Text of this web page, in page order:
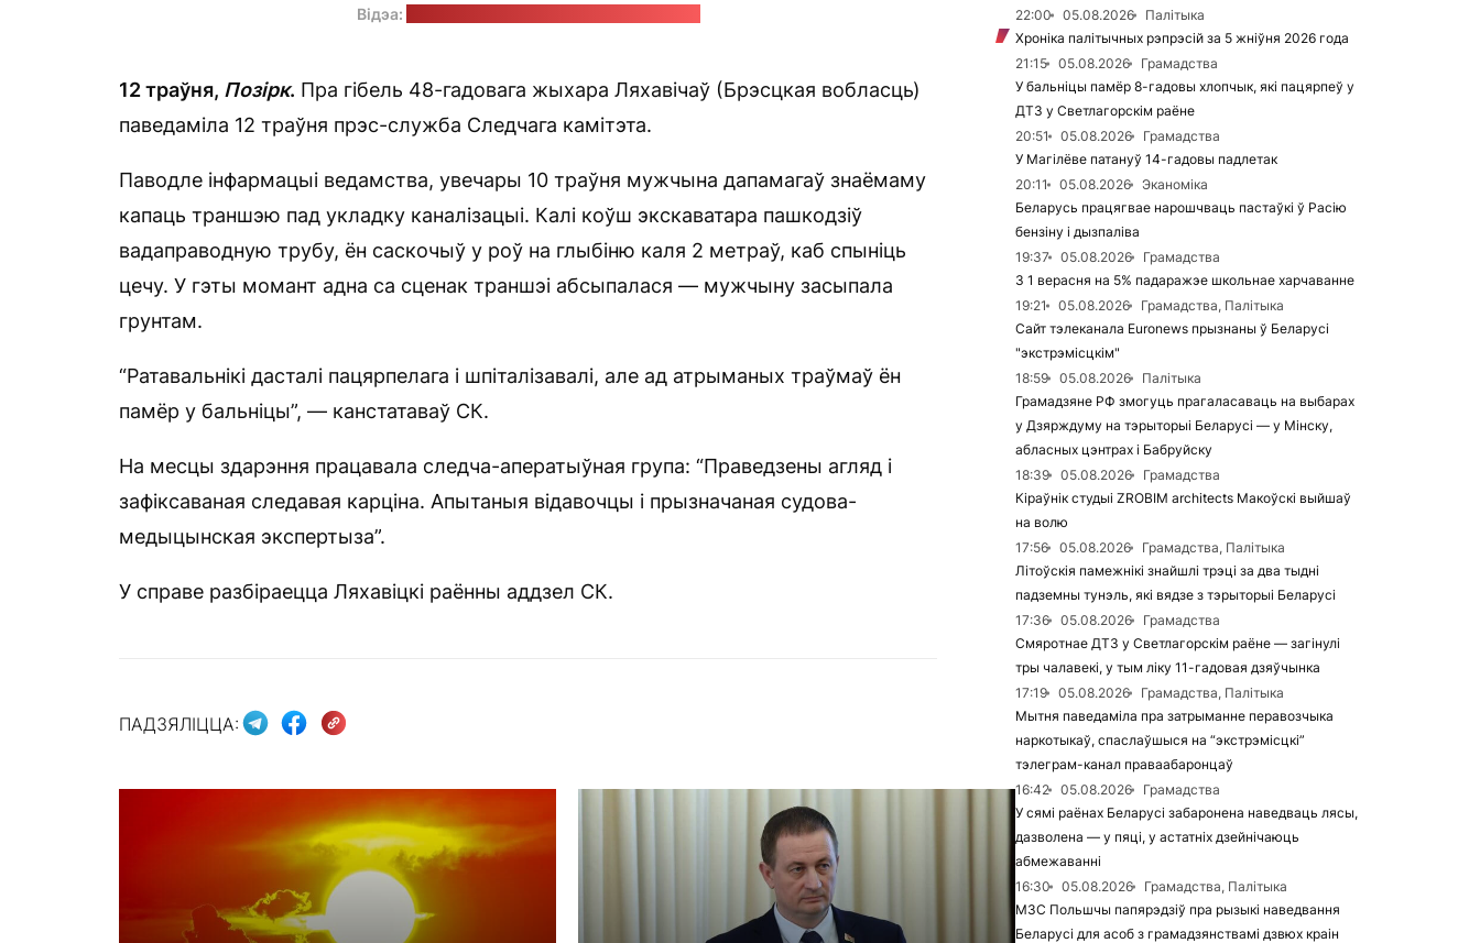
Відэа:
12 траўня, Позірк. Пра гібель 48-гадовага жыхара Ляхавічаў (Брэсцкая вобласць)
паведаміла 12 траўня прэс-служба Следчага камітэта.
Паводле інфармацыі ведамства, увечары 10 траўня мужчына дапамагаў знаёмаму
капаць траншэю пад укладку каналізацыі. Калі коўш экскаватара пашкодзіў
вадаправодную трубу, ён саскочыў у роў на глыбіню каля 2 метраў, каб спыніць
цечу. У гэты момант адна са сценак траншэі абсыпалася — мужчыну засыпала
грунтам.
“Ратавальнікі дасталі пацярпелага і шпіталізавалі, але ад атрыманых траўмаў ён
памёр у бальніцы”, — канстатаваў СК.
На месцы здарэння працавала следча-аператыўная група: “Праведзены агляд і
зафіксаваная следавая карціна. Апытаныя відавочцы і прызначаная судова-
медыцынская экспертыза”.
У справе разбіраецца Ляхавіцкі раённы аддзел СК.
ПАДЗЯЛІЦЦА:
22:00 05.08.2026
Палітыка
Хроніка палітычных рэпрэсій за 5 жніўня 2026 года
21:15
05.08.2026
Грамадства
У бальніцы памёр 8-гадовы хлопчык, які пацярпеў у
ДТЗ у Светлагорскім раёне
20:51
05.08.2026
Грамадства
У Магілёве патануў 14-гадовы падлетак
20:11
05.08.2026
Эканоміка
Беларусь працягвае нарошчваць пастаўкі ў Расію
бензіну і дызпаліва
19:37
05.08.2026
Грамадства
З 1 верасня на 5% падаражэе школьнае харчаванне
19:21
05.08.2026
Грамадства, Палітыка
Сайт тэлеканала Euronews прызнаны ў Беларусі
"экстрэмісцкім"
18:59
05.08.2026
Палітыка
Грамадзяне РФ змогуць прагаласаваць на выбарах
у Дзярждуму на тэрыторыі Беларусі — у Мінску,
абласных цэнтрах і Бабруйску
18:39
05.08.2026
Грамадства
Кіраўнік студыі ZROBIM architects Макоўскі выйшаў
на волю
17:56
05.08.2026
Грамадства, Палітыка
Літоўскія памежнікі знайшлі трэці за два тыдні
падземны тунэль, які вядзе з тэрыторыі Беларусі
17:36
05.08.2026
Грамадства
Смяротнае ДТЗ у Светлагорскім раёне — загінулі
тры чалавекі, у тым ліку 11-гадовая дзяўчынка
17:19
05.08.2026
Грамадства, Палітыка
Мытня паведаміла пра затрыманне перавозчыка
наркотыкаў, спаслаўшыся на “экстрэмісцкі”
тэлеграм-канал праваабаронцаў
16:42
05.08.2026
Грамадства
У сямі раёнах Беларусі забаронена наведваць лясы,
дазволена — у пяці, у астатніх дзейнічаюць
абмежаванні
16:30
05.08.2026
Грамадства, Палітыка
МЗС Польшчы папярэдзіў пра рызыкі наведвання
Беларусі для асоб з грамадзянствамі дзвюх краін